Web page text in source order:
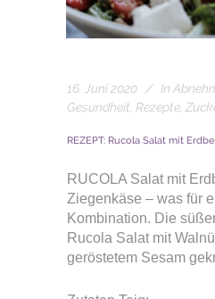
16. Juni 2020 In
Gesundheit Rezepte
REZEPT: Rucola Salat mit
RUCOLA Salat mit
Ziegenkäse – was für
Kombination. Die
Rucola Salat mit
geröstetem Sesam